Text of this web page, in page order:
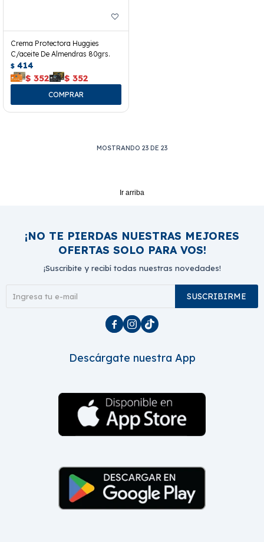
Crema Protectora Huggies
C/aceite De Almendras 80grs.
$ 414
$ 352 $ 352
MOSTRANDO 23 DE 23
Ir arriba
¡NO TE PIERDAS NUESTRAS MEJORES
OFERTAS SOLO PARA VOS!
¡Suscribite y recibí todas nuestras novedades!
SUSCRIBIRME
  
Descárgate nuestra App